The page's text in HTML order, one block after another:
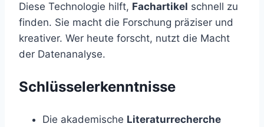
Diese Technologie hilft, Fachartikel schnell zu
finden. Sie macht die Forschung präziser und
kreativer. Wer heute forscht, nutzt die Macht
der Datenanalyse.
Schlüsselerkenntnisse
Die akademische Literaturrecherche